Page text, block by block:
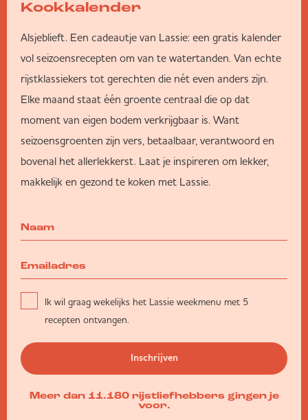
Kookkalender
Alsjeblieft. Een cadeautje van Lassie: een gratis kalender
vol seizoensrecepten om van te watertanden. Van echte
rijstklassiekers tot gerechten die nét even anders zijn.
Elke maand staat één groente centraal die op dat
moment van eigen bodem verkrijgbaar is. Want
seizoensgroenten zijn vers, betaalbaar, verantwoord en
bovenal het allerlekkerst. Laat je inspireren om lekker,
makkelijk en gezond te koken met Lassie.
Ik wil graag wekelijks het Lassie weekmenu met 5
recepten ontvangen.
Inschrijven
Meer dan 11.180 rijstliefhebbers gingen je
voor.